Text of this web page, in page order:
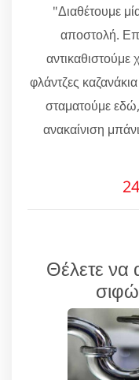
"Διαθέτουμε
αποστολή.
αντικαθιστούμε
φλάντζες
σταματούμε
ανακαίνιση
Θέλετε να